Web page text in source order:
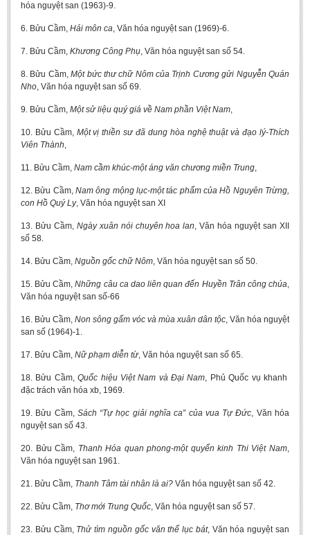
hóa nguyệt san (1963)-9.
6. Bửu Cầm, Hải môn ca, Văn hóa nguyệt san (1969)-6.
7. Bửu Cầm, Khương Công Phụ, Văn hóa nguyệt san số 54.
8. Bửu Cầm,Một bức thư chữ Nôm của Trịnh Cương gửi Nguyễn Quán
Nho, Văn hóa nguyệt san số 69.
9. Bửu Cầm, Một sử liệu quý giá về Nam phần Việt Nam,
10. Bửu Cầm, Một vị thiền sư đã dung hòa nghệ thuật và đạo lý-Thích
Viên Thành,
11. Bửu Cầm, Nam cầm khúc-một áng văn chương miền Trung,
12. Bửu Cầm, Nam ông mộng lục-một tác phẩm của Hồ Nguyên Trừng,
con Hồ Quý Ly, Văn hóa nguyệt san XI
13. Bửu Cầm, Ngày xuân nói chuyên hoa lan, Văn hóa nguyệt san XII
số 58.
14. Bửu Cầm, Nguồn gốc chữ Nôm, Văn hóa nguyệt san số 50.
15. Bửu Cầm,Những câu ca dao liên quan đến Huyền Trân công chúa,
Văn hóa nguyệt san số-66
16. Bửu Cầm, Non sông gấm vóc và mùa xuân dân tộc, Văn hóa nguyệt
san số (1964)-1.
17. Bửu Cầm, Nữ phạm diễn từ, Văn hóa nguyệt san số 65.
18. Bửu Cầm,Quốc hiệu Việt Nam và Đại Nam, Phủ Quốc vụ khanh
đặc trách văn hóa xb, 1969.
19. Bửu Cầm, Sách “Tự học giải nghĩa ca” của vua Tự Đức, Văn hóa
nguyệt san số 43.
20. Bửu Cầm, Thanh Hóa quan phong-một quyển kinh Thi Việt Nam,
Văn hóa nguyệt san 1961.
21. Bửu Cầm, Thanh Tâm tài nhân là ai? Văn hóa nguyệt san số 42.
22. Bửu Cầm, Thơ mới Trung Quốc, Văn hóa nguyệt san số 57.
23. Bửu Cầm, Thử tìm nguồn gốc văn thể lục bát, Văn hóa nguyệt san